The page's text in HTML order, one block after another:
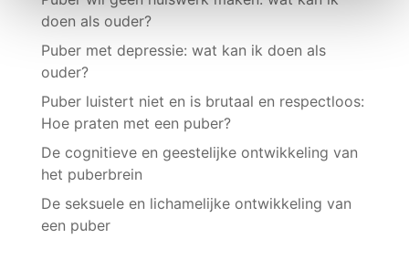
doen als ouder?
Puber met depressie: wat kan ik doen als
ouder?
Puber luistert niet en is brutaal en respectloos:
Hoe praten met een puber?
De cognitieve en geestelijke ontwikkeling van
het puberbrein
De seksuele en lichamelijke ontwikkeling van
een puber